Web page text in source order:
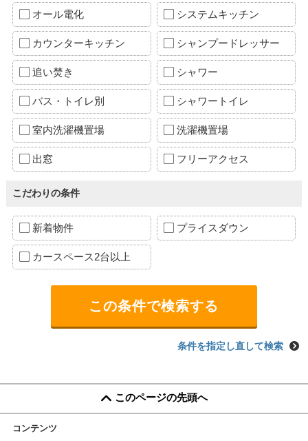
オール電化 システムキッチン
カウンターキッチン シャンプードレッサー
追い焚き シャワー
バス・トイレ別 シャワートイレ
室内洗濯機置場 洗濯機置場
出窓 フリーアクセス
こだわりの条件
新着物件 プライスダウン
カースペース2台以上
条件を指定し直して検索
このページの先頭へ
コンテンツ